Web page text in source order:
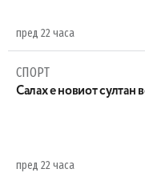
пред 22 часа
СПОРТ
Салах е новиот султан
пред 22 часа